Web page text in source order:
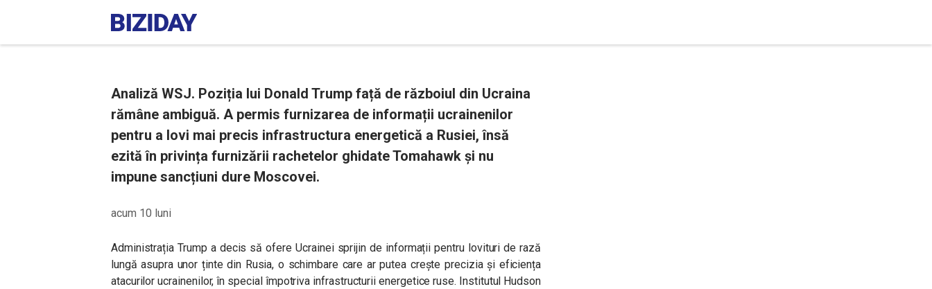
Analiză WSJ. Poziția lui Donald Trump față de războiul din Ucraina
rămâne ambiguă. A permis furnizarea de informații ucrainenilor
pentru a lovi mai precis infrastructura energetică a Rusiei, însă
ezită în privința furnizării rachetelor ghidate Tomahawk și nu
impune sancțiuni dure Moscovei.
acum 10 luni
Administrația Trump a decis să ofere Ucrainei sprijin de informații pentru lovituri de rază
lungă asupra unor ținte din Rusia, o schimbare care ar putea crește precizia și eficiența
atacurilor ucrainenilor, în special împotriva infrastructurii energetice ruse. Institutul Hudson